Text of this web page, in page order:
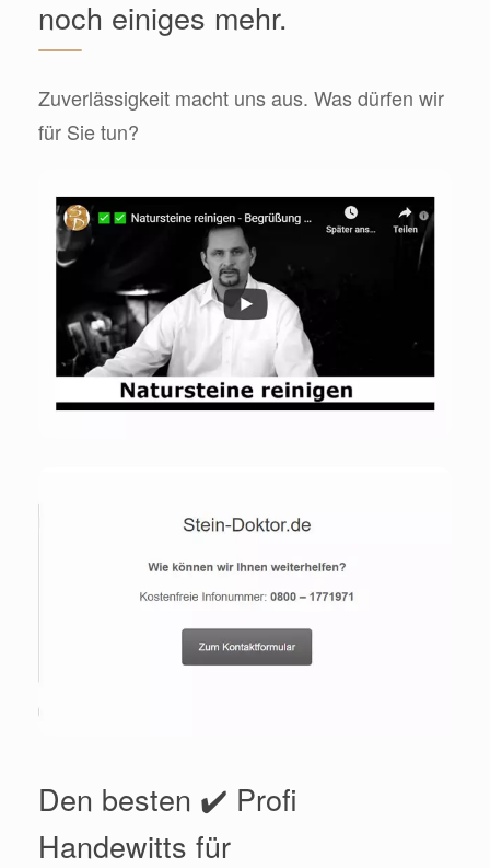
noch einiges mehr.
Zuverlässigkeit macht uns aus. Was dürfen wir
für Sie tun?
Den besten ✔️ Profi
Handewitts für